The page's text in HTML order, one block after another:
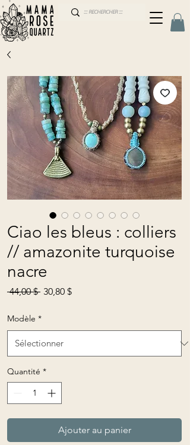
Ciao les bleus : colliers
// amazonite turquoise
nacre
44,00 $ Prix
30,80 $Prix
Modèle *
Quantité *
Ajouter au panier